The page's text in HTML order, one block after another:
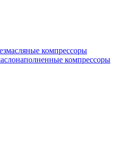
компрессоры
компрессоры